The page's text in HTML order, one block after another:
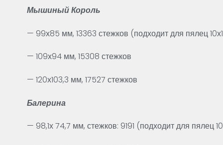
Мышиный Король
— 99х85 мм, 13363 стежков (подходит для пялец
— 109х94 мм, 15308 стежков
— 120х103,3 мм, 17527 стежков
Балерина
— 98,1х 74,7 мм, стежков: 9191 (подходит для пялец